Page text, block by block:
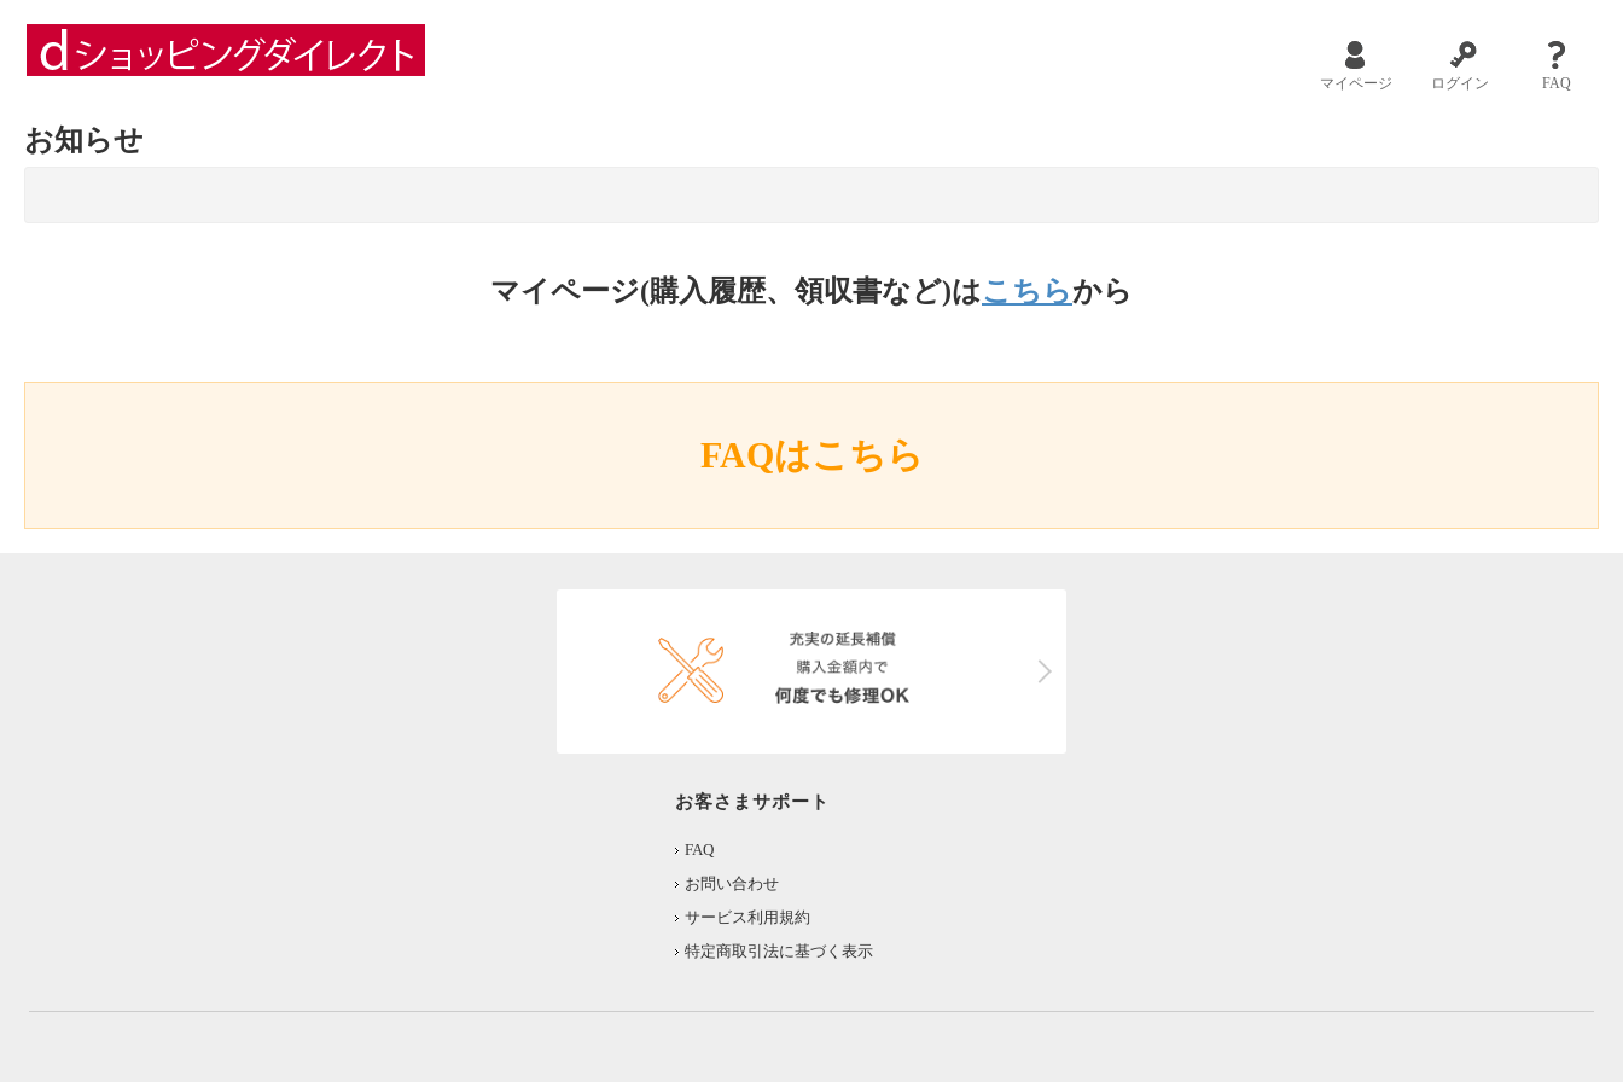
マイページ ログイン FAQ
お知らせ
マイページ(購入履歴、領収書など)はこちらから
FAQはこちら
お客さまサポート
FAQ
お問い合わせ
サービス利用規約
特定商取引法に基づく表示